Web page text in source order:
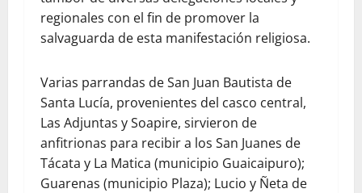
regionales con el fin de promover la
salvaguarda de esta manifestación religiosa.
Varias parrandas de San Juan Bautista de
Santa Lucía, provenientes del casco central,
Las Adjuntas y Soapire, sirvieron de
anfitrionas para recibir a los San Juanes de
Tácata y La Matica (municipio Guaicaipuro);
Guarenas (municipio Plaza); Lucio y Ñeta de